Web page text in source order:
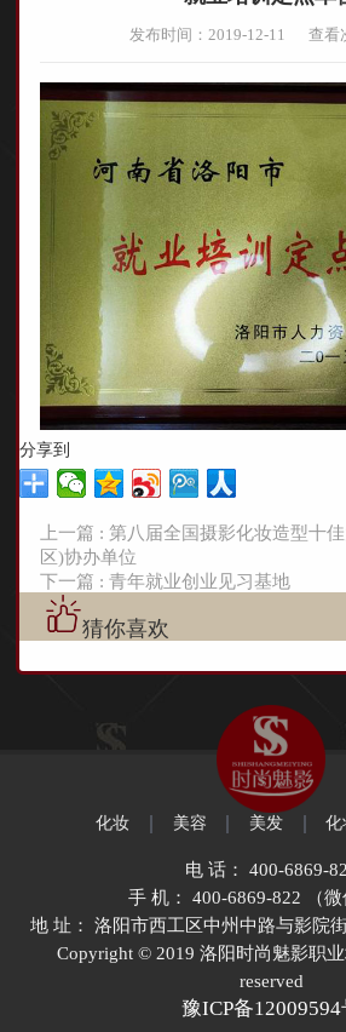
发布时间：2019-12-11 查看
分享到
上一篇 : 第八届全国摄影化妆造型十
区)协办单位
下一篇 : 青年就业创业见习基地
猜你喜欢
化妆 美容 美发 化
电 话： 400-6869-
手 机： 400-6869-822 （微
地 址： 洛阳市西工区中州中路与影院
Copyright © 2019 洛阳时尚魅影职
reserved
豫ICP备12009594